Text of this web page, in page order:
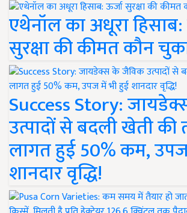
एथेनॉल का अधूरा हिसाब:
सुरक्षा की कीमत कौन
Success Story:
उत्पादों से बदली खेती की
लागत हुई 50% कम,
शानदार वृद्धि!